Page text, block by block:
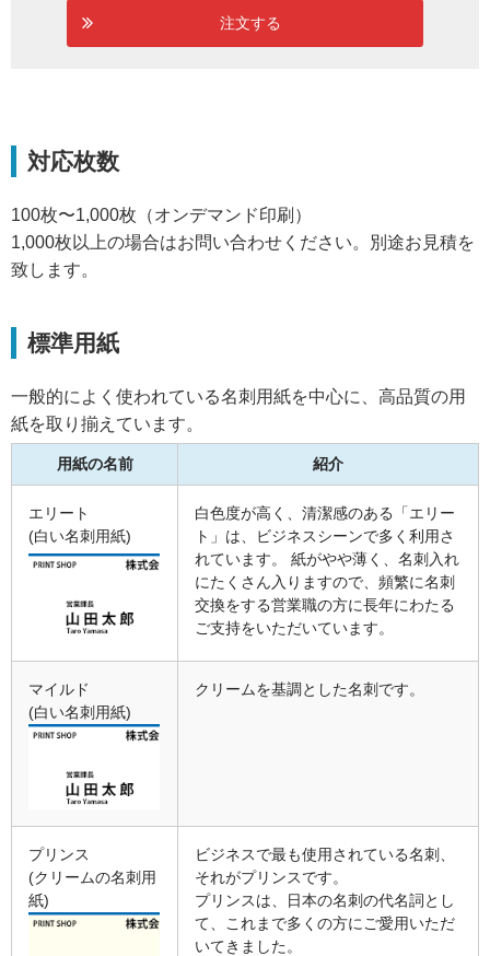
注文する
対応枚数
100枚〜1,000枚（オンデマンド印刷）
1,000枚以上の場合はお問い合わせください。別途お見積を
致します。
標準用紙
一般的によく使われている名刺用紙を中心に、高品質の用
紙を取り揃えています。
用紙の名前 紹介
エリート
(白い名刺用紙)
白色度が高く、清潔感のある「エリー
ト」は、ビジネスシーンで多く利用さ
れています。 紙がやや薄く、名刺入れ
にたくさん入りますので、頻繁に名刺
交換をする営業職の方に長年にわたる
ご支持をいただいています。
マイルド
(白い名刺用紙)
クリームを基調とした名刺です。
プリンス
(クリームの名刺用
紙)
ビジネスで最も使用されている名刺、
それがプリンスです。
プリンスは、日本の名刺の代名詞とし
て、これまで多くの方にご愛用いただ
いてきました。